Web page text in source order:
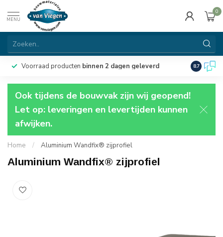
MENU
0
Voorraad producten binnen 2 dagen geleverd 8.7
Ook tijdens de bouwvak zijn wij geopend!
Let op: leveringen en levertijden kunnen
afwijken.
Home / Aluminium Wandfix® zijprofiel
Aluminium Wandfix® zijprofiel